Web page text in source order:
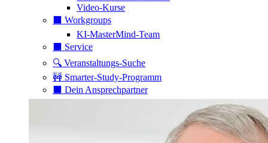
Video-Kurse
⬛️ Workgroups
KI-MasterMind-Team
⬛️ Service
🔍 Veranstaltungs-Suche
🚧 Smarter-Study-Programm
⬛️ Dein Ansprechpartner